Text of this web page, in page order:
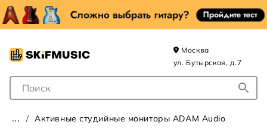
Поле для Поиска
Москва
ул. Бутырская, д.7
Активные студийные мониторы ADAM Audio